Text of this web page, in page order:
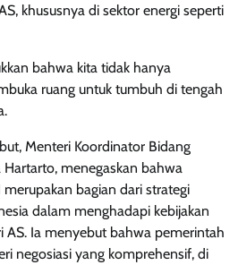
khususnya di sektor energi seperti
bahwa kita tidak hanya
ruang untuk tumbuh di tengah
Menteri Koordinator Bidang
menegaskan bahwa
merupakan bagian dari strategi
dalam menghadapi kebijakan
AS. Ia menyebut bahwa pemerintah
negosiasi yang komprehensif, di